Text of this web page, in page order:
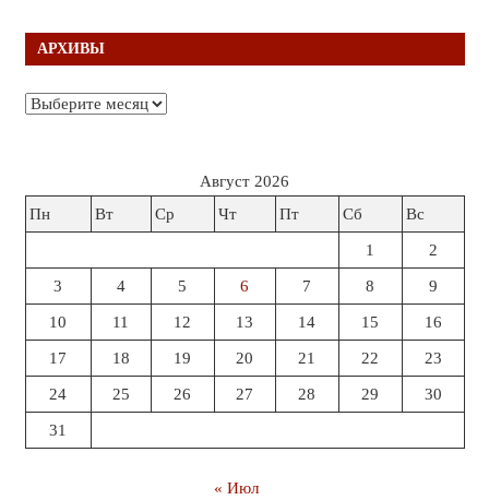
АРХИВЫ
Архивы
Август 2026
Пн
Вт Ср Чт Пт Сб Вс
1 2
3 4 5 6 7 8 9
10 11 12 13 14 15 16
17 18 19 20 21 22 23
24 25 26 27 28 29 30
31
« Июл